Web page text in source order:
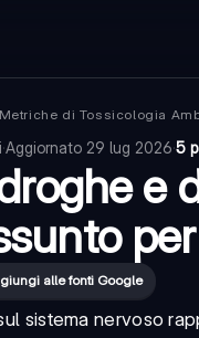
Metriche di Tossicologia
·Aggiornato 29 lug 2026·5
e
alle fonti Google
sistema nervoso